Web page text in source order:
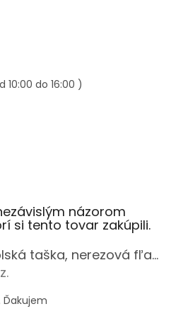
do 16:00 )
názorom
si tento tovar zakúpili.
Ballet set školská taška, nerezová fľaša a plný peračník s motívom baletky pre dievča
je 5 z 5 hviezdičiek.
Ďakujem